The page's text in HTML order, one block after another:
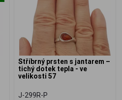
Stříbrný prsten s jantarem –
tichý dotek tepla - ve
velikosti 57
J-299R-P